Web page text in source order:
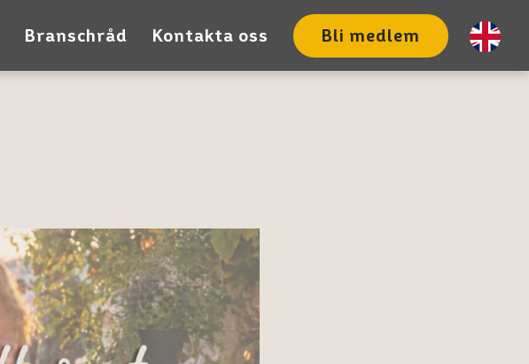
Branschråd Kontakta oss Bli medlem